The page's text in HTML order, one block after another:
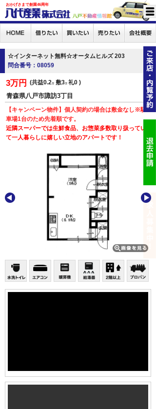
おかげさまで創業46周年
☆インターネット無料☆オータムヒルズ 203
問合番号：08059
3万円 共益0.2万 敷3万 礼0
青森県八戸市諏訪3丁目
【キャンペーン物件】個人契約の場合は敷金なし※駐
車場1台のため先着順です。
近隣スーパーでは生鮮食品、お惣菜多数取り扱ってい
て一人暮らしに嬉しい立地のアパートです！